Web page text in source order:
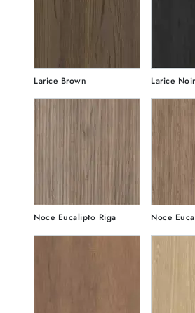
Larice Brown Larice Noir
Noce Eucalipto Riga Noce